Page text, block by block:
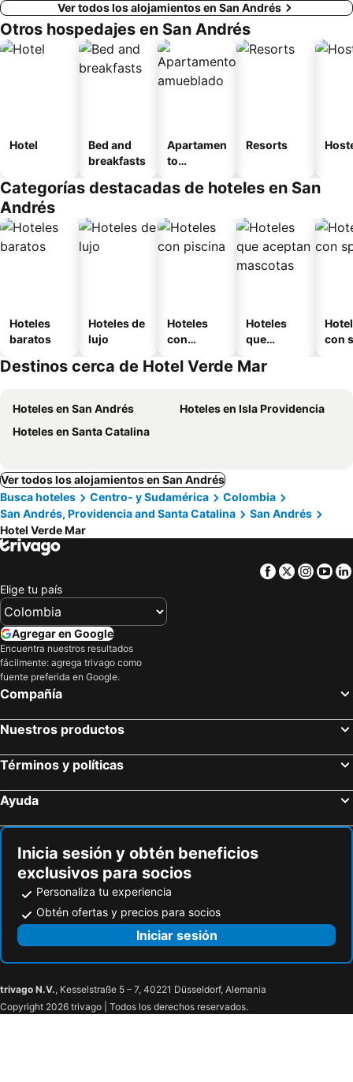
Ver todos los alojamientos en San Andrés
Otros hospedajes en San Andrés
Hotel
Bed and
breakfasts
Apartamen
to
o
Resorts
Categorías destacadas de hoteles en San
Andrés
Hoteles
baratos
Hoteles de
lujo
Hoteles
con
Hoteles
que
mascotas
con
Destinos cerca de Hotel Verde Mar
Hoteles en San Andrés
Hoteles en Isla Providencia
Hoteles en Santa Catalina
Ver todos los alojamientos en San Andrés
Busca hoteles
Centro- y Sudamérica
Colombia
San Andrés, Providencia and Santa Catalina
San Andrés
Hotel Verde Mar
Facebook
Twitter
Elige tu país
Agregar en Google
Encuentra nuestros resultados
fácilmente: agrega trivago como
fuente preferida en Google.
Compañía
Nuestros productos
Términos y políticas
Ayuda
Inicia sesión y obtén beneficios
exclusivos para socios
Personaliza tu experiencia
Obtén ofertas y precios para socios
Iniciar sesión
trivago N.V., Kesselstraße 5 – 7, 40221 Düsseldorf, Alemania
Copyright 2026 trivago | Todos los derechos reservados.